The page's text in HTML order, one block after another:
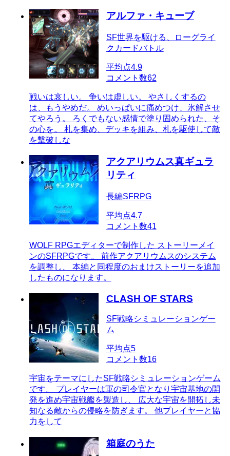
アルファ・キューブ
SF世界を駆ける、ローグライ
クカードバトル
平均点4.9
コメント数62
戦いは哀しい。 争いは虚しい。 やさしくするの
は、もうやめだ。 めいっぱいに痛めつけ、氷解させ
てやろう。 ろくでもない感情で塗り固められた、そ
の心を。 札を集め、デッキを組み、札を駆使して敵
を撃破しな
アクアリウムス真ギュラ
リティ
長編SFRPG
平均点4.7
コメント数41
WOLF RPGエディターで制作した ストーリーメイ
ンのSFRPGです。 前作アクアリウムスのシステム
を調整し、 本編と同程度のおまけストーリーを追加
したものになります。
CLASH OF STARS
SF戦略シミュレーションゲー
ム
平均点5
コメント数16
宇宙をテーマにしたSF戦略シミュレーションゲーム
です。 プレイヤーは軍の司令官となり宇宙基地の開
発を進め宇宙戦艦を製造し、 広大な宇宙を開拓し未
知なる敵からの侵略を防ぎます。 他プレイヤーと協
力をして
箱庭のうた